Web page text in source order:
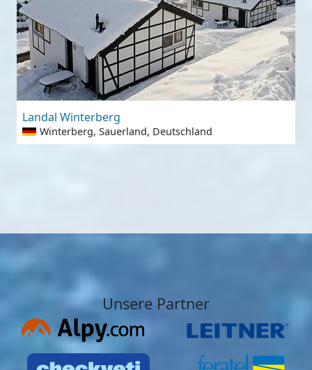
Landal Winterberg
Winterberg, Sauerland, Deutschland
Unsere Partner